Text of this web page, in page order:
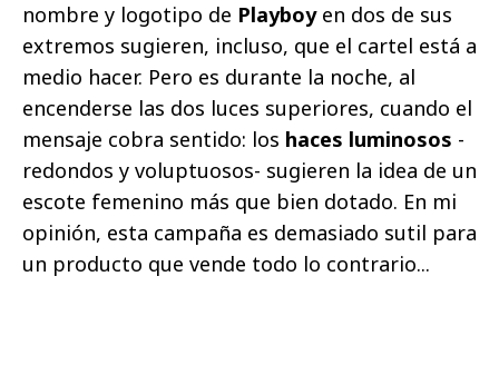
nombre y logotipo de Playboy en dos de sus
extremos sugieren, incluso, que el cartel está a
medio hacer. Pero es durante la noche, al
encenderse las dos luces superiores, cuando el
mensaje cobra sentido: los haces luminosos -
redondos y voluptuosos- sugieren la idea de un
escote femenino más que bien dotado. En mi
opinión, esta campaña es demasiado sutil para
un producto que vende todo lo contrario...